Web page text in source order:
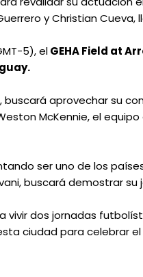
y Christian
5), elGEHA Field at
aprovechar su
McKennie, el
ser uno de los
buscará demostrar
vivir dos jornadas
ciudad para celebrar